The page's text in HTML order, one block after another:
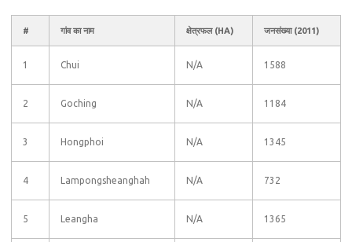
# गांव का नाम क्षेत्रफल (HA) जनसंख्या (2011)
1 Chui N/A 1588
2 Goching N/A 1184
3 Hongphoi N/A 1345
4 Lampongsheanghah N/A 732
5 Leangha N/A 1365